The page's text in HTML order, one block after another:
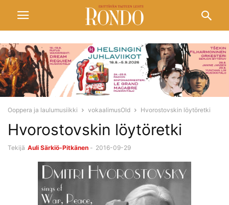
Ooppera ja laulumusiikki vokaalimusOld Hvorostovskin löytöretki
Hvorostovskin löytöretki
Tekijä Auli Särkiö-Pitkänen - 2016-09-29